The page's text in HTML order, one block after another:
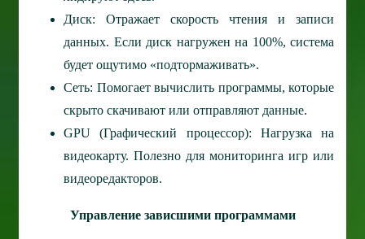
Диск: Отражает скорость чтения и записи
данных. Если диск нагружен на 100%, система
будет ощутимо «подтормаживать».
Сеть: Помогает вычислить программы, которые
скрыто скачивают или отправляют данные.
GPU (Графический процессор): Нагрузка на
видеокарту. Полезно для мониторинга игр или
видеоредакторов.
Управление зависшими программами